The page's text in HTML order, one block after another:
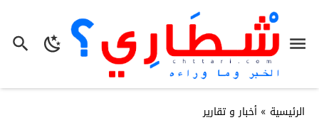
الرئيسية » أخبار و تقارير